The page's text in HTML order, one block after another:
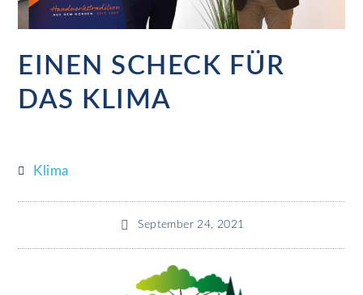
EINEN SCHECK FÜR
DAS KLIMA
Klima
September 24, 2021